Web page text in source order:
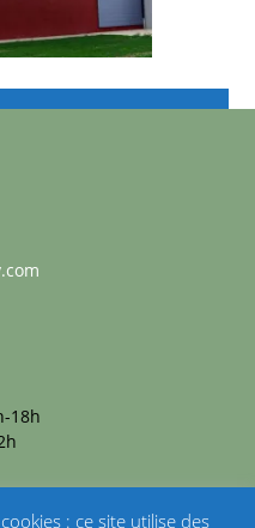
18h
: ce site utilise des